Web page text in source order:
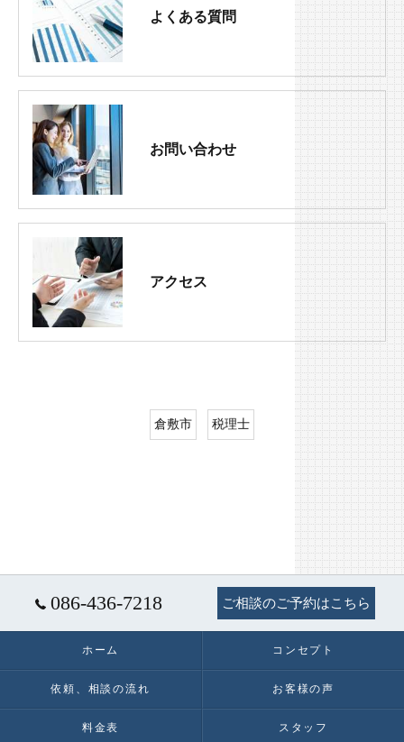
よくある質問
お問い合わせ
アクセス
倉敷市 税理士
086-436-7218 ご相談のご予約はこちら
ホーム コンセプト
依頼、相談の流れ お客様の声
料金表 スタッフ